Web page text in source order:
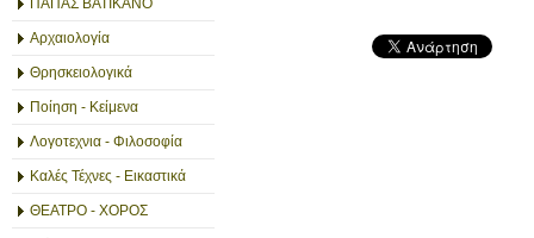
ΠΑΠΑΣ ΒΑΤΙΚΑΝΟ
Αρχαιολογία
Θρησκειολογικά
Ποίηση - Κείμενα
Λογοτεχνια - Φιλοσοφία
Καλές Τέχνες - Εικαστικά
ΘΕΑΤΡΟ - ΧΟΡΟΣ